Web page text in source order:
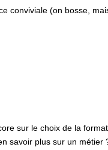
conviviale (on bosse,
sur le choix de la
savoir plus sur un métier